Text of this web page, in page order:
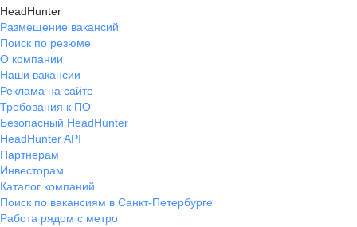
HeadHunter
Размещение вакансий
Поиск по резюме
О компании
Наши вакансии
Реклама на сайте
Требования к ПО
Безопасный HeadHunter
HeadHunter API
Партнерам
Инвесторам
Каталог компаний
Поиск по вакансиям в Санкт-Петербурге
Работа рядом с метро